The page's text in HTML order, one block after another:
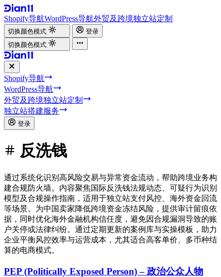
Shopify导航WordPress导航外贸及跨境独立站定制
切换颜色模式
登录
切换颜色模式
Shopify导航
WordPress导航
外贸及跨境独立站定制
独立站搭建服务
登录
反洗钱
通过系统化识别高风险交易与异常资金流动，帮助跨境业务构
建合规防火墙。内容聚焦国际反洗钱法规动态、可疑行为识别
模型及合规操作指南，适用于独立站支付风控、海外资金回流
等场景。为中国卖家降低跨境资金冻结风险，提供审计留痕依
据，同时优化海外金融机构信任度，避免因合规漏洞导致的账
户关停或法律纠纷。通过定期更新的案例库与实操模板，助力
企业平衡风控效率与运营成本，尤其适合高客单价、多币种结
算的电商模式。
PEP (Politically Exposed Person) – 政治公众人物